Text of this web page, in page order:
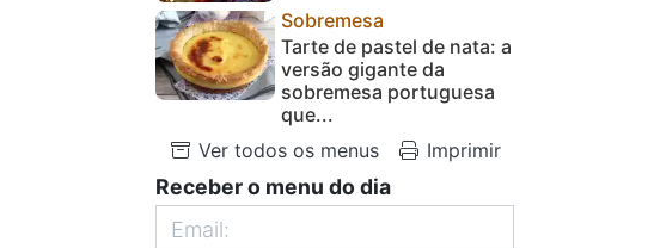
Sobremesa
Tarte de pastel de nata: a
versão gigante da
sobremesa portuguesa
que...
Ver todos os menus
Imprimir
Receber o menu do dia